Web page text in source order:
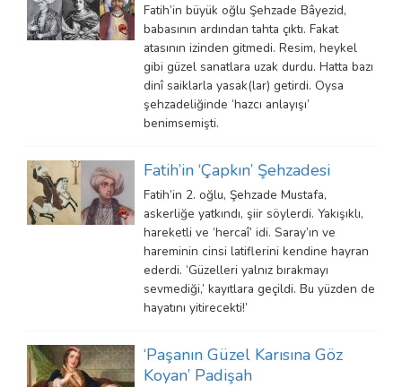
Fatih’in büyük oğlu Şehzade Bâyezid,
babasının ardından tahta çıktı. Fakat
atasının izinden gitmedi. Resim, heykel
gibi güzel sanatlara uzak durdu. Hatta bazı
dinî saiklarla yasak(lar) getirdi. Oysa
şehzadeliğinde ‘hazcı anlayışı’
benimsemişti.
Fatih’in ‘Çapkın’ Şehzadesi
Fatih’in 2. oğlu, Şehzade Mustafa,
askerliğe yatkındı, şiir söylerdi. Yakışıklı,
hareketli ve ‘hercaî’ idi. Saray’ın ve
hareminin cinsi latiflerini kendine hayran
ederdi. ‘Güzelleri yalnız bırakmayı
sevmediği,’ kayıtlara geçildi. Bu yüzden de
hayatını yitirecekti!’
‘Paşanın Güzel Karısına Göz
Koyan’ Padişah